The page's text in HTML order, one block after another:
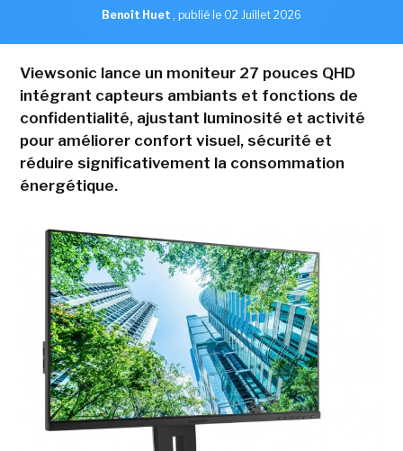
Benoît Huet , publié le 02 Juillet 2026
Viewsonic lance un moniteur 27 pouces QHD
intégrant capteurs ambiants et fonctions de
confidentialité, ajustant luminosité et activité
pour améliorer confort visuel, sécurité et
réduire significativement la consommation
énergétique.